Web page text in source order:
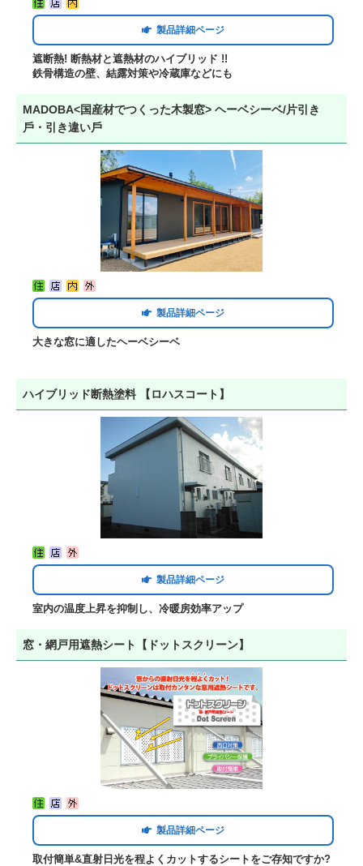
製品詳細ページ
遮断熱! 断熱材と遮熱材のハイブリッド !!
鉄骨構造の壁、結露対策や冷蔵庫などにも
MADOBA<国産材でつくった木製窓> ヘーベシーベ/片引き
⼾・引き違い⼾
製品詳細ページ
大きな窓に適したヘーベシーベ
ハイブリッド断熱塗料 【ロハスコート】
製品詳細ページ
室内の温度上昇を抑制し、冷暖房効率アップ
窓・網戸用遮熱シート【ドットスクリーン】
製品詳細ページ
取付簡単&直射日光を程よくカットするシートをご存知ですか?